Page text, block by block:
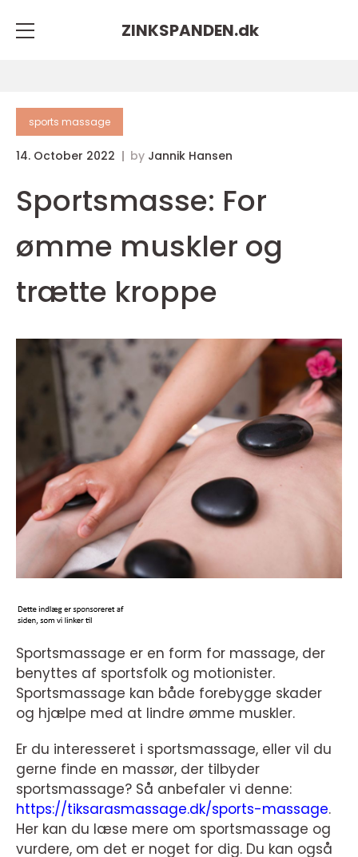
ZINKSPANDEN.dk
sports massage
14. October 2022 by Jannik Hansen
Sportsmasse: For
ømme muskler og
trætte kroppe
Sportsmassage er en form for massage, der
benyttes af sportsfolk og motionister.
Sportsmassage kan både forebygge skader
og hjælpe med at lindre ømme muskler.
Er du interesseret i sportsmassage, eller vil du
gerne finde en massør, der tilbyder
sportsmassage? Så anbefaler vi denne:
https://tiksarasmassage.dk/sports-massage.
Her kan du læse mere om sportsmassage og
vurdere, om det er noget for dig. Du kan også